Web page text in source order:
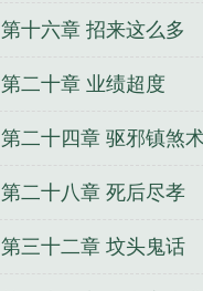
第十六章 招来这么多
第二十章 业绩超度
第二十四章 驱邪镇煞
第二十八章 死后尽孝
第三十二章 坟头鬼话